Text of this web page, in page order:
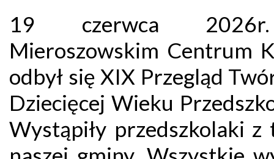
19 czerwca
Mieroszowskim Centrum
odbył się XIX Przegląd
Dziecięcej Wieku
Wystąpiły przedszkolaki z